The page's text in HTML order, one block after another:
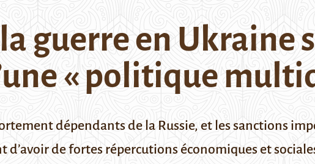
guerre en Ukraine
« politique
dépendants de la Russie, et les sanctions
d’avoir de fortes répercutions économiques et